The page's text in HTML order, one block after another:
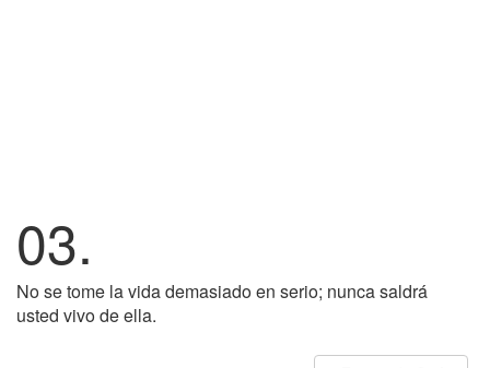
03.
No se tome la vida demasiado en serio; nunca saldrá
usted vivo de ella.